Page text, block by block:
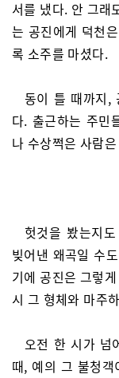
서를 냈다. 안 그래
는 공진에게 덕천
록 소주를 마셨다.
동이 틀 때까지,
다. 출근하는 주민
나 수상쩍은 사람
헛것을 봤는지
빚어낸 왜곡일 수
기에 공진은 그렇
시 그 형체와 마주
오전 한 시가 넘
때, 예의 그 불청